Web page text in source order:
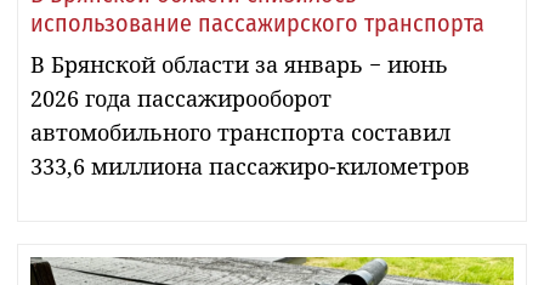
использование пассажирского транспорта
В Брянской области за январь − июнь
2026 года пассажирооборот
автомобильного транспорта составил
333,6 миллиона пассажиро-километров